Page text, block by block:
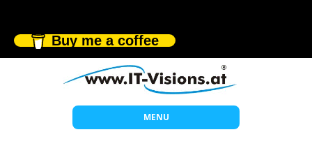
Buy me a coffee
MENU